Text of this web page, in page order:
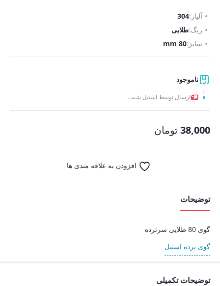
آلیاژ:304
رنگ:طلایی
سایز:80 mm
ناموجود
ارسال توسط استیل شیت
38,000 تومان
افزودن به علاقه مندی ها
توضیحات
گوی 80 طلایی سرنرده
گوی نرده استیل
توضیحات تکمیلی